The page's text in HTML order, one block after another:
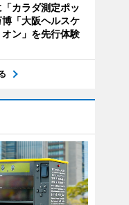
カラダ測定ポッ
「大阪ヘルスケ
ン」を先行体験